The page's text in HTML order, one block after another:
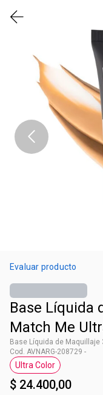
Evaluar producto
Base Líquida
Match Me
Base Líquida de
Cod. AVNARG-208729 -
Etiqueta Ultra Color
Ultra Color
$ 24.400,00